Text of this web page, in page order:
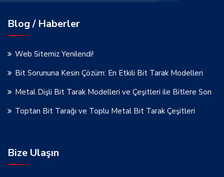
Blog / Haberler
Web Sitemiz Yenilendi!
Bit Sorununa Kesin Çözüm: En Etkili Bit Tarak Modelleri
Metal Dişli Bit Tarak Modelleri ve Çeşitleri ile Bitlere Son
Toptan Bit Tarağı ve Toplu Metal Bit Tarak Çeşitleri
Bize Ulaşın